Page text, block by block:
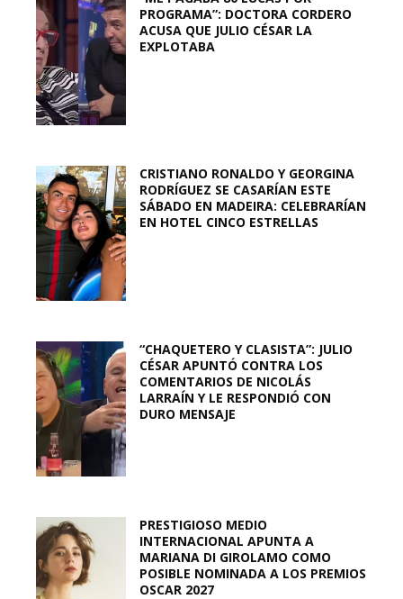
PROGRAMA”: DOCTORA CORDERO
ACUSA QUE JULIO CÉSAR LA
EXPLOTABA
CRISTIANO RONALDO Y GEORGINA
RODRÍGUEZ SE CASARÍAN ESTE
SÁBADO EN MADEIRA: CELEBRARÍAN
EN HOTEL CINCO ESTRELLAS
“CHAQUETERO Y CLASISTA”: JULIO
CÉSAR APUNTÓ CONTRA LOS
COMENTARIOS DE NICOLÁS
LARRAÍN Y LE RESPONDIÓ CON
DURO MENSAJE
PRESTIGIOSO MEDIO
INTERNACIONAL APUNTA A
MARIANA DI GIROLAMO COMO
POSIBLE NOMINADA A LOS PREMIOS
OSCAR 2027